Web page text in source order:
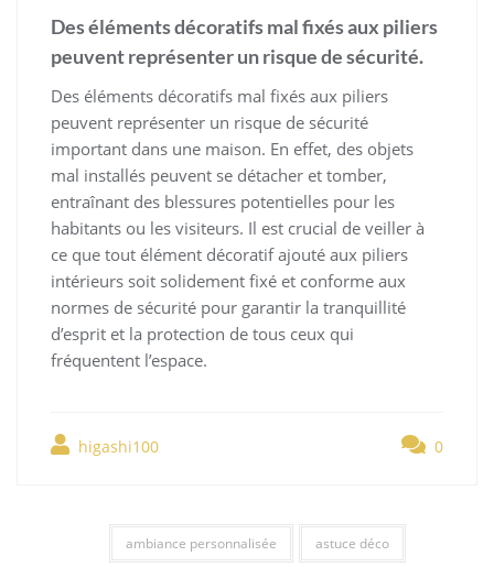
Des éléments décoratifs mal fixés aux piliers
peuvent représenter un risque de sécurité.
Des éléments décoratifs mal fixés aux piliers
peuvent représenter un risque de sécurité
important dans une maison. En effet, des objets
mal installés peuvent se détacher et tomber,
entraînant des blessures potentielles pour les
habitants ou les visiteurs. Il est crucial de veiller à
ce que tout élément décoratif ajouté aux piliers
intérieurs soit solidement fixé et conforme aux
normes de sécurité pour garantir la tranquillité
d’esprit et la protection de tous ceux qui
fréquentent l’espace.
higashi100 0
ambiance personnalisée astuce déco